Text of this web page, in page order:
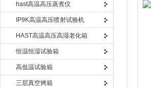
hast高温高压蒸煮仪
IP9K高温高压喷射试验机
HAST高温高压高湿老化箱
恒温恒湿试验箱
高低温试验箱
三层真空烤箱